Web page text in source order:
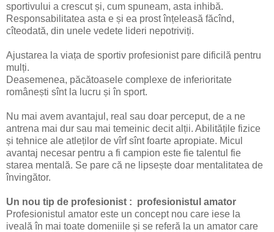
sportivului a crescut și, cum spuneam, asta inhibă.
Responsabilitatea asta e și ea prost înțeleasă făcînd,
cîteodată, din unele vedete lideri nepotriviți.
Ajustarea la viața de sportiv profesionist pare dificilă pentru
mulți.
Deasemenea, păcătoasele complexe de inferioritate
românești sînt la lucru și în sport.
Nu mai avem avantajul, real sau doar perceput, de a ne
antrena mai dur sau mai temeinic decit alții. Abilitățile fizice
și tehnice ale atleților de vîrf sînt foarte apropiate. Micul
avantaj necesar pentru a fi campion este fie talentul fie
starea mentală. Se pare că ne lipsește doar mentalitatea de
învingător.
Un nou tip de profesionist : profesionistul amator
Profesionistul amator este un concept nou care iese la
iveală în mai toate domeniile și se referă la un amator care